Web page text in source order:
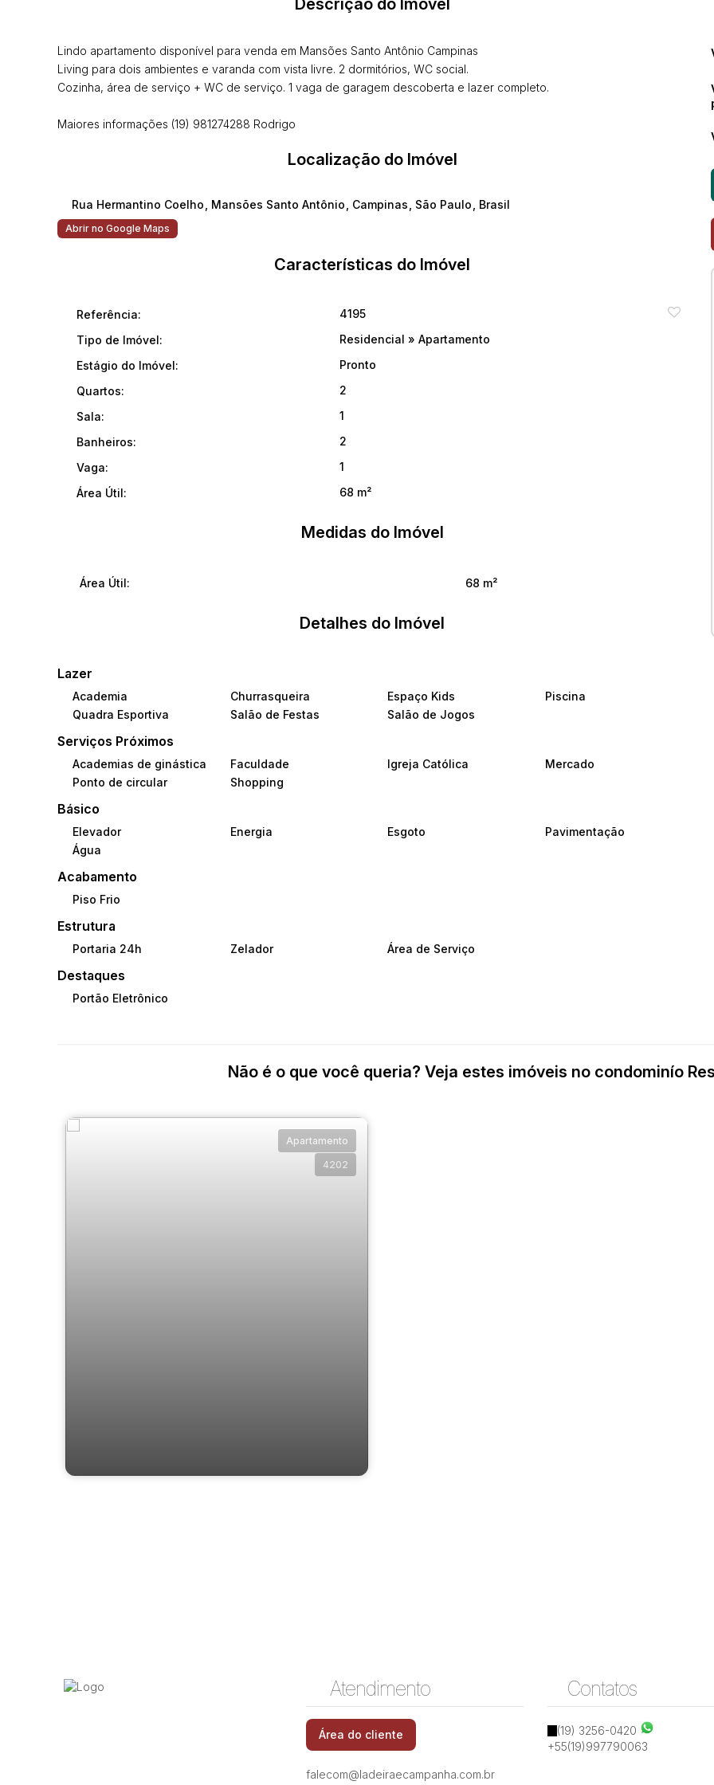
Descrição do Imóvel
Lindo apartamento disponível para venda em Mansões Santo Antônio Campinas
Living para dois ambientes e varanda com vista livre. 2 dormitórios, WC social.
Cozinha, área de serviço + WC de serviço. 1 vaga de garagem descoberta e lazer completo.
Maiores informações (19) 981274288 Rodrigo
Localização do Imóvel
Rua Hermantino Coelho Mansões Santo Antônio Campinas São Paulo Brasil
Abrir no Google Maps
Características do Imóvel
Referência:
4195
Tipo de Imóvel:
Residencial » Apartamento
Estágio do Imóvel:
Pronto
Quartos:
2
Sala:
1
Banheiros:
2
Vaga:
1
Área Útil:
68 m²
Medidas do Imóvel
Área Útil: 68 m²
Detalhes do Imóvel
Lazer
Academia Churrasqueira Espaço Kids
Piscina
Quadra Esportiva
Salão de Festas Salão de Jogos
Serviços Próximos
Academias de ginástica Faculdade Igreja Católica
Mercado
Ponto de circular
Shopping
Básico
Elevador Energia Esgoto
Pavimentação
Água
Acabamento
Piso Frio
Estrutura
Portaria 24h Zelador Área de Serviço
Destaques
Portão Eletrônico
Não é o que você queria? Veja estes imóveis no condominío
Apartamento
4202
Rua Hermantino Coelho, 13087-500, Mansões
Atendimento
Área do cliente
falecom@ladeiraecampanha.com.br
Contatos
(19) 3256-0420
+55(19)997790063